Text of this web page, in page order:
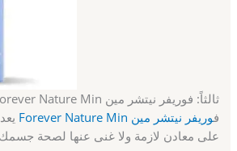
ثالثاً: فوريفر نيتشر مين Forever Nature Min
فوريفر نيتشر مين Forever Nature Min
على معادن لازمة ولا غنى عنها لصحة جسمك